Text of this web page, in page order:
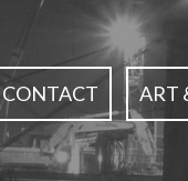
CONTACT ART